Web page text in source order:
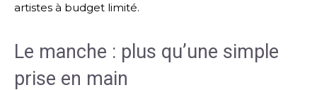
artistes à budget limité.
Le manche : plus qu’une simple
prise en main